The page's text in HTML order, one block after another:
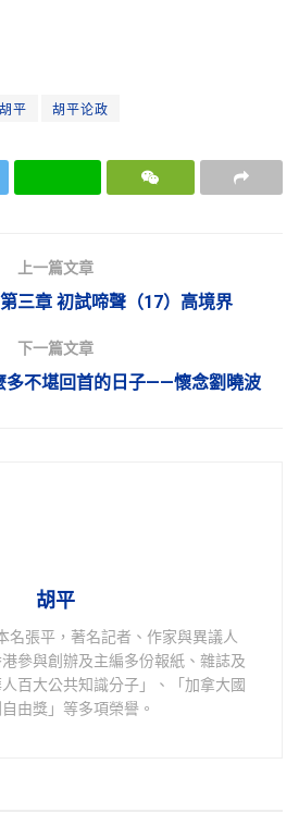
胡平 胡平论政
上一篇文章
第三章 初試啼聲（17）高境界
下一篇文章
多不堪回首的日子——懷念劉曉波
胡平
名張平，著名記者、作家與異議人
參與創辦及主編多份報紙、雜誌及
百大公共知識分子」、「加拿大國
由獎」等多項榮譽。